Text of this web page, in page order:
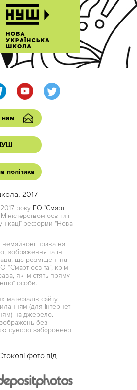
нам
політика
2017
року ГО "Смарт
освіти і
реформи "Нова
немайнові права на
зображення та інші
що розміщені на
“Смарт освіта”, крім
які містять пряму
особи.
матеріалів сайту
(для інтернет-
на джерело.
без
суворо заборонено.
фото від